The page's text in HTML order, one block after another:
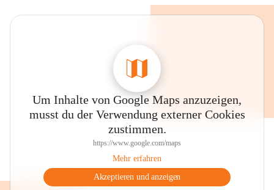
Um Inhalte von Google Maps anzuzeigen,
musst du der Verwendung externer Cookies
zustimmen.
https://www.google.com/maps
Mehr erfahren
Akzeptieren und anzeigen